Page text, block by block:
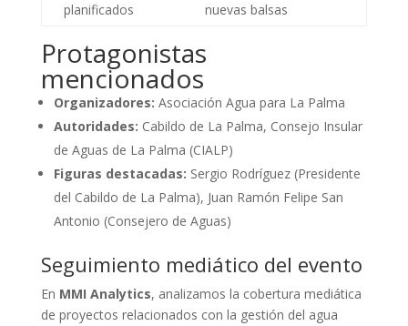
planificados
nuevas balsas
Protagonistas
mencionados
Organizadores: Asociación Agua para La Palma
Autoridades: Cabildo de La Palma, Consejo Insular
de Aguas de La Palma (CIALP)
Figuras destacadas: Sergio Rodríguez (Presidente
del Cabildo de La Palma), Juan Ramón Felipe San
Antonio (Consejero de Aguas)
Seguimiento mediático del evento
En MMI Analytics, analizamos la cobertura mediática
de proyectos relacionados con la gestión del agua